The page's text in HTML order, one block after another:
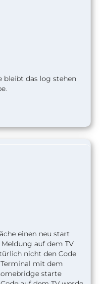
bleibt das log stehen
einen neu start
auf dem TV
nicht den Code
mit dem
starte